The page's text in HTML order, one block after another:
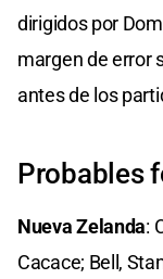
dirigidos por
margen de error
antes de los
Probables
Nueva Zelanda:
Cacace; Bell,